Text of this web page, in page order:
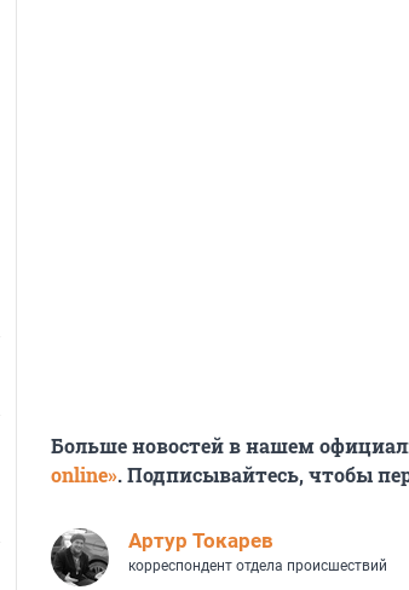
Больше новостей в нашем
online». Подписывайтесь, чтобы
Артур Токарев
корреспондент отдела происшествий